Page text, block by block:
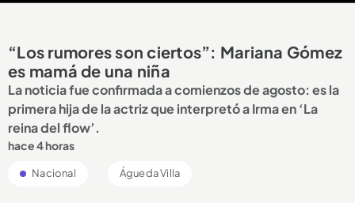
“Los rumores son ciertos”: Mariana Gómez
es mamá de una niña
La noticia fue confirmada a comienzos de agosto: es la
primera hija de la actriz que interpretó a Irma en ‘La
reina del flow’.
hace 4 horas
Nacional Águeda Villa